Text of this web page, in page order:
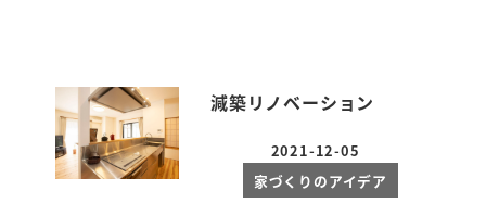
減築リノベーション
投稿日
2021-12-05
家づくりのアイデア